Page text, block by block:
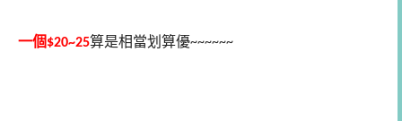
一個$20~25算是相當划算優~~~~~~